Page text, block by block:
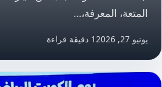
المتعة، المعرفة،…
يونيو 27, 2026 1 دقيقة قراءة